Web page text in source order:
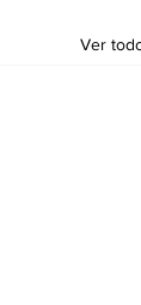
Ver